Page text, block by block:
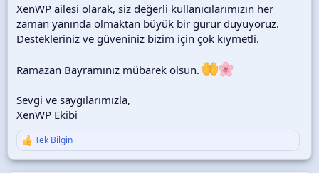
XenWP ailesi olarak, siz değerli kullanıcılarımızın her
zaman yanında olmaktan büyük bir gurur duyuyoruz.
Destekleriniz ve güveniniz bizim için çok kıymetli.
Ramazan Bayramınız mübarek olsun.
Sevgi ve saygılarımızla,
XenWP Ekibi
T
p
Tek Bilgin